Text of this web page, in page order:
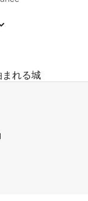
まれる城